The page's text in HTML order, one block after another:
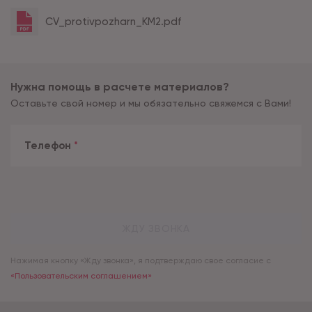
CV_protivpozharn_KM2.pdf
Нужна помощь в расчете материалов?
Оставьте свой номер и мы обязательно свяжемся с Вами!
Телефон *
Нажимая кнопку «Жду звонка», я подтверждаю свое согласие с
«Пользовательским соглашением»